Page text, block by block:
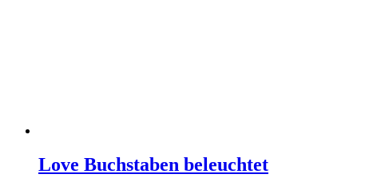
Love Buchstaben beleuchtet